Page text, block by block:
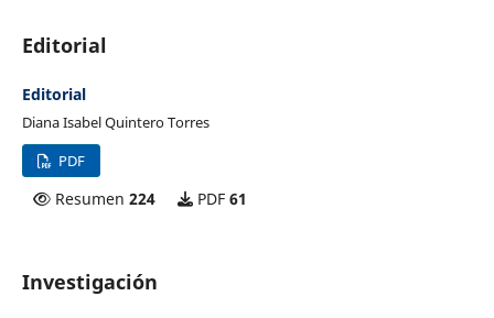
Editorial
Editorial
Diana Isabel Quintero Torres
PDF
Resumen 224 PDF 61
Investigación